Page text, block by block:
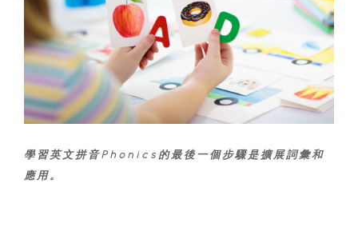
學習英文拼音Phonics的最後一個步驟是擴展詞彙和
應用。